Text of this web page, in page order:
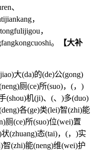
、
，
，
。
【大补
大(da)的(de)公(gong)
厕(ce)所(suo)，(，)
(shou)机(ji)、(、)多(duo)
各(ge)类(lei)智(zhi)能
厕(ce)所(suo)位(wei)置
(zhuang)态(tai)，(，)实
智(zhi)能(neng)维(wei)护